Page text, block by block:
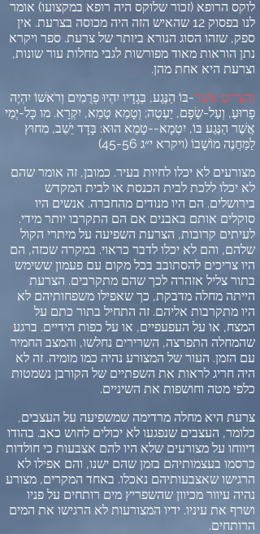
לוקס הרופא (זכור שלוקס היה רופא במקצועו) אומר
לנו בפסוק 12 שהאיש הזה היה מכוסה בצרעת. אין
ספק, שזהו הסוג הנורא ביותר של צרעת. ספר ויקרא
נתן הוראות מאוד מפורשות לגבי מחלות עור שונות,
וצרעת היא אחת מהן.
וְהַצָּרוּעַ אֲשֶׁר-בּוֹ הַנֶּגַע, בְּגָדָיו יִהְיוּ פְרֻמִים וְרֹאשׁוֹ יִהְיֶה
פָרוּעַ, וְעַל-שָׂפָם, יַעְטֶה; וְטָמֵא טָמֵא, יִקְרָא. מו כָּל-יְמֵי
אֲשֶׁר הַנֶּגַע בּוֹ, יִטְמָא--טָמֵא הוּא: בָּדָד יֵשֵׁב, מִחוּץ
לַמַּחֲנֶה מוֹשָׁבוֹ (ויקרא י״ג 45-56)
.
מצורעים לא יכלו לחיות בעיר. כמובן, זה אומר שהם
לא יכלו ללכת לבית הכנסת או לבית המקדש
בירושלים. הם היו מנודים מהחברה. אנשים היו
סוקלים אותם באבנים אם הם התקרבו יותר מידי.
לעיתים קרובות, הצרעת השפיעה על מיתרי הקול
שלהם, והם לא יכלו לדבר כראוי. במקרה שכזה, הם
היו צריכים להסתובב בכל מקום עם פעמון ששימש
בתור צליל אזהרה לכך שהם מתקרבים. הצרעת
הייתה מחלה מדבקת, כך שאפילו משפחותיהם לא
היו מתקרבות אליהם. זה התחיל בתור כתם על
המצח, או על העפעפיים, או על כפות הידיים. ברגע
שהמחלה התפרצה, השרירים נחלשו, והמצב החמיר
עם הזמן. העור של המצורע נהיה כמו מומיה. זה לא
היה חריג לראות את השפתיים של הקורבן נשמטות
כלפי מטה וחושפות את השיניים.
צרעת היא מחלה מרדימה שמשפיעה על העצבים,
כלומר, העצבים שנפגעו לא יכולים לחוש כאב. בהודו
דיווחו על מצורעים שלא היו להם אצבעות כי חולדות
כרסמו בעצמותיהם בזמן שהם ישנו, והם אפילו לא
הרגישו שאצבעותיהם נאכלו. באחד המקרים, מצורע
נהיה עיוור מכיוון שהשפריץ מים רותחים על פניו
ושרף את עיניו. ידיו המצורעות לא הרגישו את המים
הרותחים.